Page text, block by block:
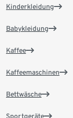
Kinderkleidung
Babykleidung
Kaffee
Kaffeemaschinen
Bettwäsche
Sportgeräte